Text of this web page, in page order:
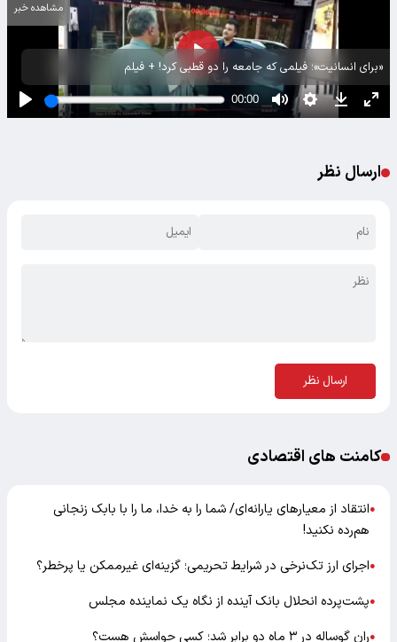
«برای انسانیت»؛ فیلمی که جامعه را دو قطبی کرد! + فیلم
مشاهده خبر
ارسال نظر
ارسال نظر
کامنت های اقتصادی
●انتقاد از معیارهای یارانه‌ای/ شما را به خدا، ما را با بابک زنجانی
هم‌رده نکنید!
●اجرای ارز تک‌نرخی در شرایط تحریمی؛ گزینه‌ای غیرممکن یا پرخطر؟
●پشت‌پرده انحلال بانک آینده از نگاه یک نماینده مجلس
●ران گوساله در ۳ ماه دو برابر شد؛ کسی حواسش هست؟